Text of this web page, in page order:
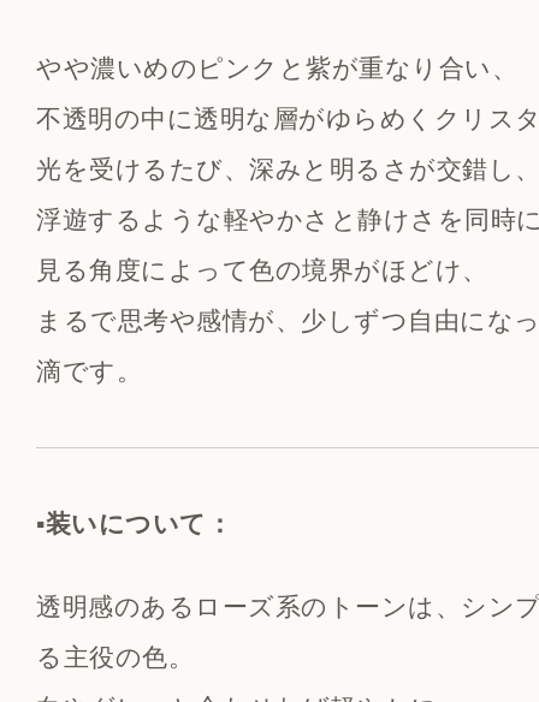
やや濃いめのピンクと紫が重なり合い、
不透明の中に透明な層がゆらめくクリス
光を受けるたび、深みと明るさが交錯し
浮遊するような軽やかさと静けさを同時
見る角度によって色の境界がほどけ、
まるで思考や感情が、少しずつ自由にな
滴です。
▪️装いについて：
透明感のあるローズ系のトーンは、シン
る主役の色。